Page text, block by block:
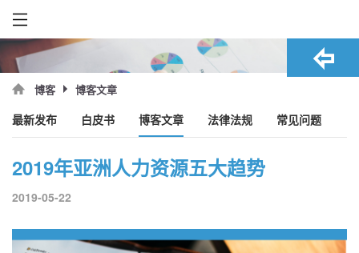
博客 博客文章
最新发布 白皮书 博客文章 法律法规 常见问题
2019年亚洲人力资源五大趋势
2019-05-22